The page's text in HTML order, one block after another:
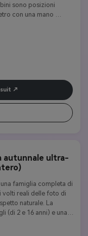
sono posizioni
con una mano
in piedi in piedi
eleganti coordinati
scuro e
che mette in risalto i
l'unità
naturale e
di alta qualità
autunnale ultra-
famiglia completa di
volti reali delle foto di
naturale. La
(di 2 e 16 anni) e una
maglione lungo
Figlio di 16 anni: